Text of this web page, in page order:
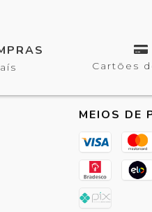
Cartões
MEIOS DE